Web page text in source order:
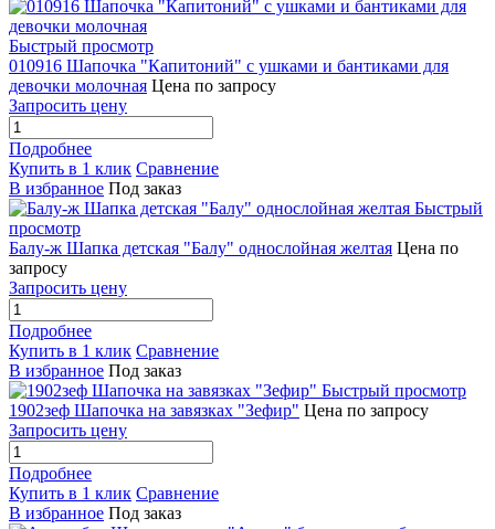
Быстрый просмотр
010916 Шапочка "Капитоний" с ушками и бантиками для
девочки молочная Цена по запросу
Запросить цену
Подробнее
Купить в 1 клик Сравнение
В избранное Под заказ
Быстрый
просмотр
Балу-ж Шапка детская "Балу" однослойная желтая Цена по
запросу
Запросить цену
Подробнее
Купить в 1 клик Сравнение
В избранное Под заказ
Быстрый просмотр
1902зеф Шапочка на завязках "Зефир" Цена по запросу
Запросить цену
Подробнее
Купить в 1 клик Сравнение
В избранное Под заказ